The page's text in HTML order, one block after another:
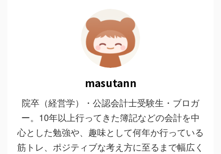
masutann
院卒（経営学）・公認会計士受験生・ブロガ
ー。10年以上行ってきた簿記などの会計を中
心とした勉強や、趣味として何年か行っている
筋トレ、ポジティブな考え方に至るまで幅広く